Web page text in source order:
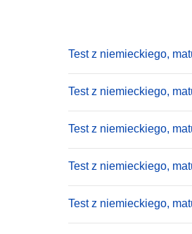
Test z niemieckiego,
Test z niemieckiego,
Test z niemieckiego,
Test z niemieckiego,
Test z niemieckiego,